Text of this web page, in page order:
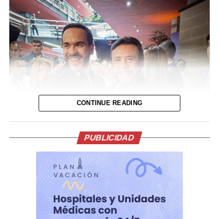
contratos, patrocinios y decisiones clave sin casi nunca
aparecer en los medios.
Durante el Mundial 2026 su salud se volvió pública de
manera dolorosa. Tras el hat-trick de Lionel ante
Argelia, el capitán no pudo contener las lágrimas y
responsabilidad y confirmando que Jorge se encontraba
bajo seguimiento médico y evolucionaba
favorablemente. Finalmente no resistió.
CONTINUE READING
PUBLICIDAD